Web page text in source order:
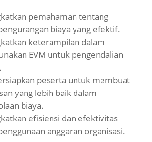
pemahaman tentang
biaya yang efektif.
keterampilan dalam
EVM untuk pengendalian
peserta untuk membuat
yang lebih baik dalam
biaya.
efisiensi dan efektivitas
anggaran organisasi.